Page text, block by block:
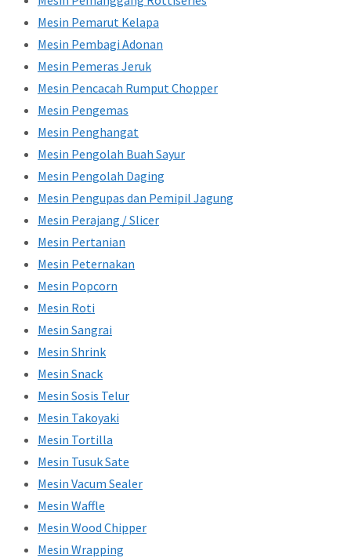
Mesin Pemarut Kelapa
Mesin Pembagi Adonan
Mesin Pemeras Jeruk
Mesin Pencacah Rumput Chopper
Mesin Pengemas
Mesin Penghangat
Mesin Pengolah Buah Sayur
Mesin Pengolah Daging
Mesin Pengupas dan Pemipil Jagung
Mesin Perajang / Slicer
Mesin Pertanian
Mesin Peternakan
Mesin Popcorn
Mesin Roti
Mesin Sangrai
Mesin Shrink
Mesin Snack
Mesin Sosis Telur
Mesin Takoyaki
Mesin Tortilla
Mesin Tusuk Sate
Mesin Vacum Sealer
Mesin Waffle
Mesin Wood Chipper
Mesin Wrapping